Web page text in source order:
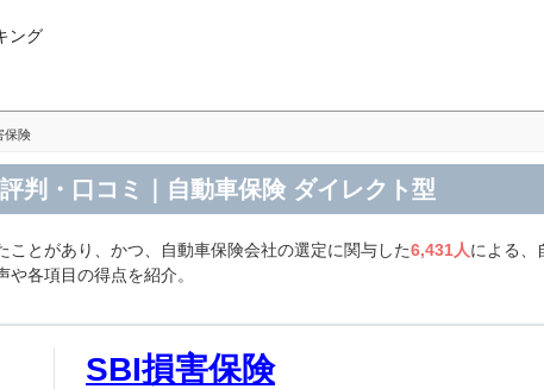
ング
保険
判・口コミ｜自動車保険 ダイレクト型
とがあり、かつ、自動車保険会社の選定に関与した6,431人による、
各項目の得点を紹介。
SBI損害保険